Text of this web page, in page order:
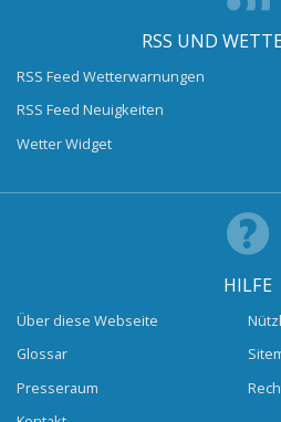
RSS UND
RSS Feed Wetterwarnungen
RSS Feed Neuigkeiten
Wetter Widget
HILFE
Über diese Webseite
Glossar
Presseraum